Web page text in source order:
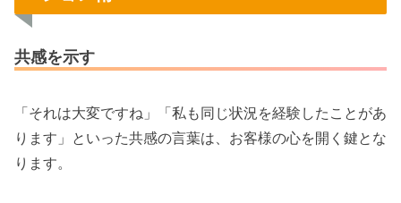
共感を示す
「それは大変ですね」「私も同じ状況を経験したことがあ
ります」といった共感の言葉は、お客様の心を開く鍵とな
ります。